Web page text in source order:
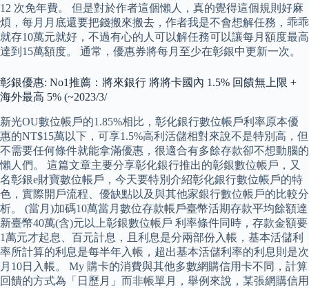
12 次免年費。 但是對於作者這個懶人，真的覺得這個規則好麻
煩，每月月底還要把錢搬來搬去，作者我是不會想解任務，乖乖
就存10萬元就好，不過有心的人可以解任務可以讓每月額度最高
達到15萬額度。 通常，優惠券將每月至少在彰銀中更新一次。
彰銀優惠: No1推薦：將來銀行 將將卡國內 1.5% 回饋無上限 +
海外最高 5% (~2023/3/
新光OU數位帳戶的1.85%相比，彰化銀行數位帳戶利率原本優
惠的NT$15萬以下，可享1.5%高利活儲相對來說不是特別高，但
不需要任何條件就能拿滿優惠，很適合有多餘存款卻不想動腦的
懶人們。 這篇文章主要分享彰化銀行推出的彰銀數位帳戶，又
名彰銀e財寶數位帳戶，今天要特別介紹彰化銀行數位帳戶的特
色，實際開戶流程、優缺點以及與其他家銀行數位帳戶的比較分
析。 (當月)加碼10萬當月數位存款帳戶臺幣活期存款平均餘額達
新臺幣40萬(含)元以上彰銀數位帳戶 利率條件同時，存款金額要
1萬元才起息、百元計息，且利息是分兩部份入帳，基本活儲利
率所計算的利息是每半年入帳，超出基本活儲利率的利息則是次
月10日入帳。 My 購卡的消費與其他多數網購信用卡不同，計算
回饋的方式為「日歷月」而非帳單月，舉例來說，某張網購信用